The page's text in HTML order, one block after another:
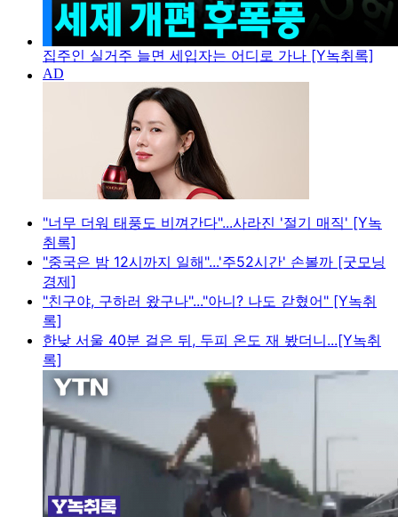
집주인 실거주 늘면 세입자는 어디로 가나 [Y녹취록]
"너무 더워 태풍도 비껴간다"...사라진 '절기 매직' [Y녹
취록]
"중국은 밤 12시까지 일해"...'주52시간' 손볼까 [굿모닝
경제]
"친구야, 구하러 왔구나"..."아니? 나도 갇혔어" [Y녹취
록]
한낮 서울 40분 걸은 뒤, 두피 온도 재 봤더니...[Y녹취
록]